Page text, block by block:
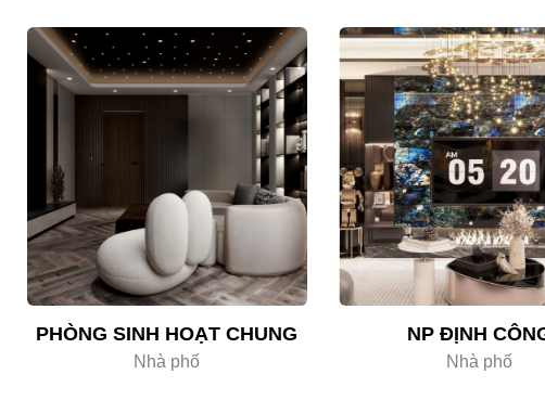
PHÒNG SINH HOẠT CHUNG
Nhà phố
NP ĐỊNH
Nhà phố